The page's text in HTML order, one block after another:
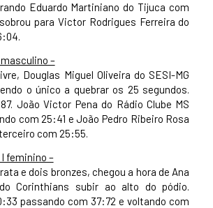
Eduardo Martiniano do Tijuca com
para Victor Rodrigues Ferreira do
–
Douglas Miguel Oliveira do SESI-MG
o único a quebrar os 25 segundos.
João Victor Pena do Rádio Clube MS
com 25:41 e João Pedro Ribeiro Rosa
com 25:55.
feminino –
e dois bronzes, chegou a hora de Ana
Corinthians subir ao alto do pódio.
passando com 37:72 e voltando com